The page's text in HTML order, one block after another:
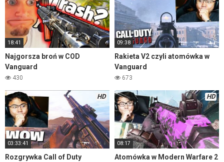
18:41
Najgorsza broń w COD
Vanguard
430
09:38
Rakieta V2 czyli atomówka w
Vanguard
673
HD
03:33:41
Rozgrywka Call of Duty
HD
08:17
Atomówka w Modern Warfare 2